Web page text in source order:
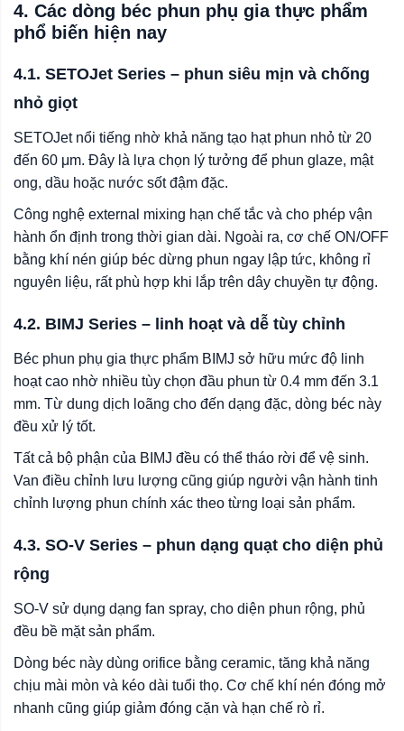
4. Các dòng béc phun phụ gia thực phẩm
phổ biến hiện nay
4.1. SETOJet Series – phun siêu mịn và chống
nhỏ giọt
SETOJet nổi tiếng nhờ khả năng tạo hạt phun nhỏ từ 20
đến 60 μm. Đây là lựa chọn lý tưởng để phun glaze, mật
ong, dầu hoặc nước sốt đậm đặc.
Công nghệ external mixing hạn chế tắc và cho phép vận
hành ổn định trong thời gian dài. Ngoài ra, cơ chế ON/OFF
bằng khí nén giúp béc dừng phun ngay lập tức, không rỉ
nguyên liệu, rất phù hợp khi lắp trên dây chuyền tự động.
4.2. BIMJ Series – linh hoạt và dễ tùy chỉnh
Béc phun phụ gia thực phẩm BIMJ sở hữu mức độ linh
hoạt cao nhờ nhiều tùy chọn đầu phun từ 0.4 mm đến 3.1
mm. Từ dung dịch loãng cho đến dạng đặc, dòng béc này
đều xử lý tốt.
Tất cả bộ phận của BIMJ đều có thể tháo rời để vệ sinh.
Van điều chỉnh lưu lượng cũng giúp người vận hành tinh
chỉnh lượng phun chính xác theo từng loại sản phẩm.
4.3. SO-V Series – phun dạng quạt cho diện phủ
rộng
SO-V sử dụng dạng fan spray, cho diện phun rộng, phủ
đều bề mặt sản phẩm.
Dòng béc này dùng orifice bằng ceramic, tăng khả năng
chịu mài mòn và kéo dài tuổi thọ. Cơ chế khí nén đóng mở
nhanh cũng giúp giảm đóng cặn và hạn chế rò rỉ.